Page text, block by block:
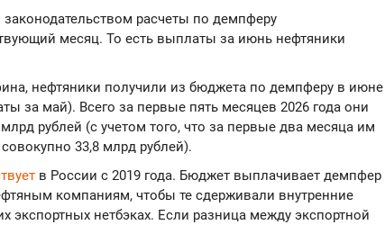
расчеты по демпферу
месяц. То есть выплаты за июнь нефтяники
нефтяники получили из бюджета по демпферу в июне
за май). Всего за первые пять месяцев 2026 года они
рублей (с учетом того, что за первые два месяца им
33,8 млрд рублей).
в России с 2019 года. Бюджет выплачивает демпфер
компаниям, чтобы те сдерживали внутренние
экспортных нетбэках. Если разница между экспортной